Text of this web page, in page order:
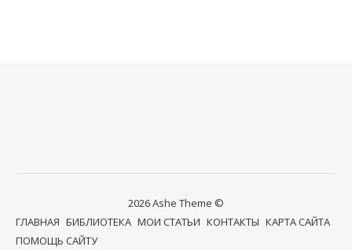
2026 Ashe Theme ©
ГЛАВНАЯ БИБЛИОТЕКА МОИ СТАТЬИ КОНТАКТЫ КАРТА САЙТА
ПОМОЩЬ САЙТУ